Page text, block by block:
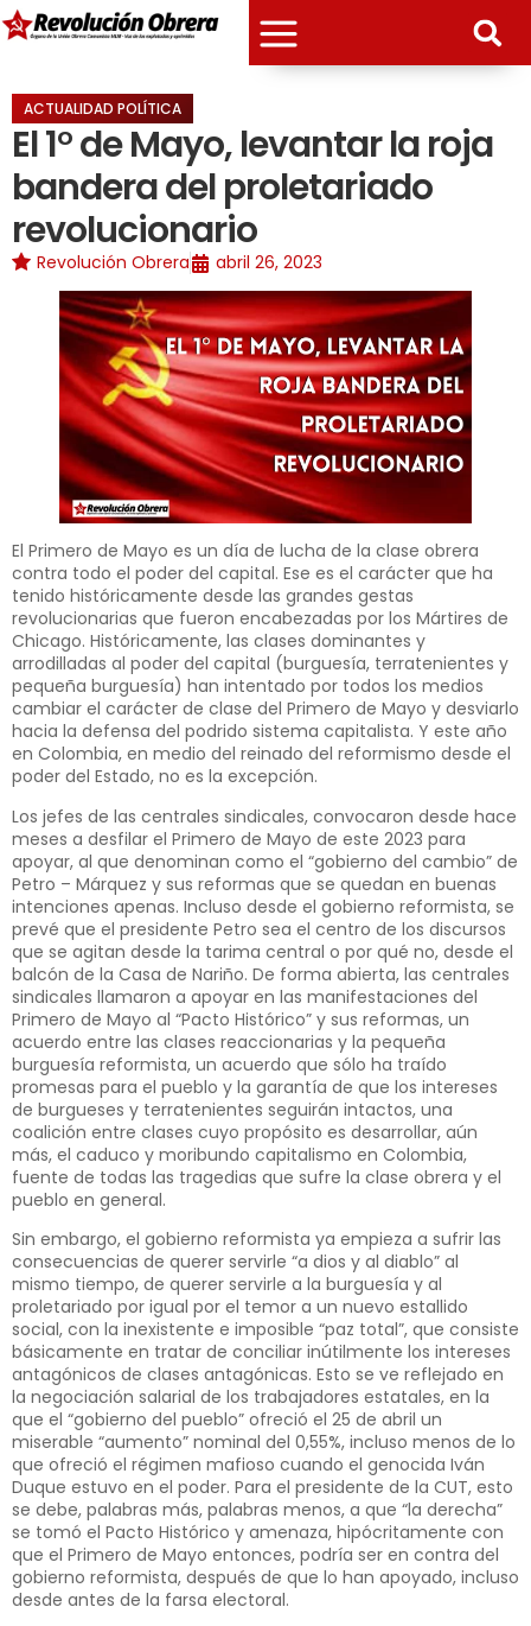
ACTUALIDAD POLÍTICA
El 1° de Mayo, levantar la roja
bandera del proletariado
revolucionario
Revolución Obrera abril 26, 2023
El Primero de Mayo es un día de lucha de la clase obrera
contra todo el poder del capital. Ese es el carácter que ha
tenido históricamente desde las grandes gestas
revolucionarias que fueron encabezadas por los Mártires de
Chicago. Históricamente, las clases dominantes y
arrodilladas al poder del capital (burguesía, terratenientes y
pequeña burguesía) han intentado por todos los medios
cambiar el carácter de clase del Primero de Mayo y desviarlo
hacia la defensa del podrido sistema capitalista. Y este año
en Colombia, en medio del reinado del reformismo desde el
poder del Estado, no es la excepción.
Los jefes de las centrales sindicales, convocaron desde hace
meses a desfilar el Primero de Mayo de este 2023 para
apoyar, al que denominan como el “gobierno del cambio” de
Petro – Márquez y sus reformas que se quedan en buenas
intenciones apenas. Incluso desde el gobierno reformista, se
prevé que el presidente Petro sea el centro de los discursos
que se agitan desde la tarima central o por qué no, desde el
balcón de la Casa de Nariño. De forma abierta, las centrales
sindicales llamaron a apoyar en las manifestaciones del
Primero de Mayo al “Pacto Histórico” y sus reformas, un
acuerdo entre las clases reaccionarias y la pequeña
burguesía reformista, un acuerdo que sólo ha traído
promesas para el pueblo y la garantía de que los intereses
de burgueses y terratenientes seguirán intactos, una
coalición entre clases cuyo propósito es desarrollar, aún
más, el caduco y moribundo capitalismo en Colombia,
fuente de todas las tragedias que sufre la clase obrera y el
pueblo en general.
Sin embargo, el gobierno reformista ya empieza a sufrir las
consecuencias de querer servirle “a dios y al diablo” al
mismo tiempo, de querer servirle a la burguesía y al
proletariado por igual por el temor a un nuevo estallido
social, con la inexistente e imposible “paz total”, que consiste
básicamente en tratar de conciliar inútilmente los intereses
antagónicos de clases antagónicas. Esto se ve reflejado en
la negociación salarial de los trabajadores estatales, en la
que el “gobierno del pueblo” ofreció el 25 de abril un
miserable “aumento” nominal del 0,55%, incluso menos de lo
que ofreció el régimen mafioso cuando el genocida Iván
Duque estuvo en el poder. Para el presidente de la CUT, esto
se debe, palabras más, palabras menos, a que “la derecha”
se tomó el Pacto Histórico y amenaza, hipócritamente con
que el Primero de Mayo entonces, podría ser en contra del
gobierno reformista, después de que lo han apoyado, incluso
desde antes de la farsa electoral.